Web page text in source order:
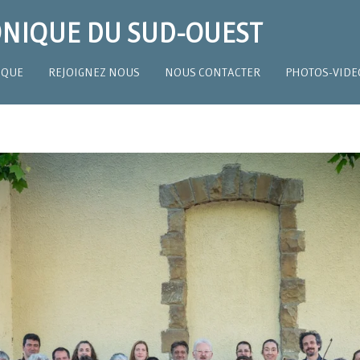
DU SUD-OUEST
REJOIGNEZ NOUS NOUS CONTACTER PHOTOS-